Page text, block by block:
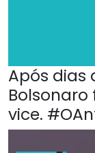
Após dias
vice.